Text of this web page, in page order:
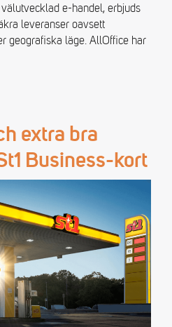
e-handel, erbjuds
leveranser oavsett
geografiska läge. AllOffice har
extra bra
Business-kort